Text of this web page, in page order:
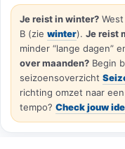
Je reist in winter?
B (zie winter). Je reist
minder “lange dagen”
over maanden? Begin
seizoensoverzicht
richting omzet naar
tempo? Check jouw